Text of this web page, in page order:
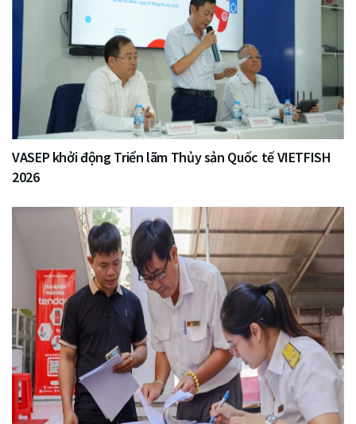
VASEP khởi động Triển lãm Thủy sản Quốc tế VIETFISH
2026